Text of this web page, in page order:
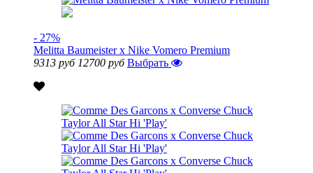
- 27%
Melitta Baumeister x Nike Vomero Premium
9313 руб 12700 руб Выбрать